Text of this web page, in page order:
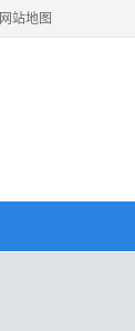
网站地图